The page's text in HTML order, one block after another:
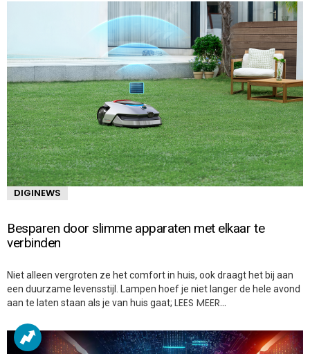
DIGINEWS
Besparen door slimme apparaten met elkaar te
verbinden
Niet alleen vergroten ze het comfort in huis, ook draagt het bij aan
een duurzame levensstijl. Lampen hoef je niet langer de hele avond
aan te laten staan als je van huis gaat; LEES MEER…